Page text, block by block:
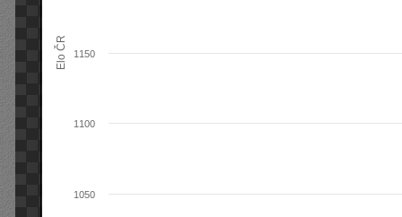
Elo ČR
1050
1100
1150